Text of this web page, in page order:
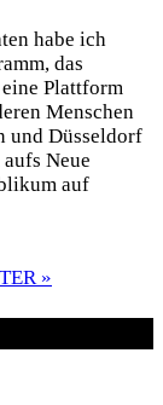
habe ich
das
Plattform
Menschen
und Düsseldorf
Neue
auf
»